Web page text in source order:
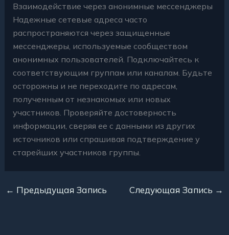
Взаимодействие через анонимные мессенджеры
Надежные сетевые адреса часто
распространяются через защищенные
мессенджеры, используемые сообществом
анонимных пользователей. Подключайтесь к
соответствующим группам или каналам. Будьте
осторожны и не переходите по адресам,
полученным от незнакомых или новых
участников. Проверяйте достоверность
информации, сверяя ее с данными из других
источников или спрашивая подтверждение у
старейших участников группы.
← Предыдущая Запись Следующая Запись →